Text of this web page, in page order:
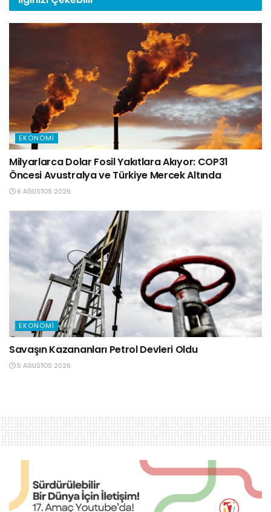
EKONOMI
Milyarlarca Dolar Fosil Yakıtlara Akıyor: COP31
Öncesi Avustralya ve Türkiye Mercek Altında
6 AĞUSTOS 2026
EKONOMI
Savaşın Kazananları Petrol Devleri Oldu
5 AĞUSTOS 2026